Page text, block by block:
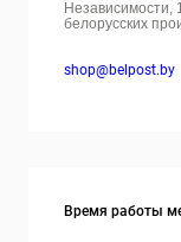
Независимости,
белорусских
shop@belpost.by
Время работы